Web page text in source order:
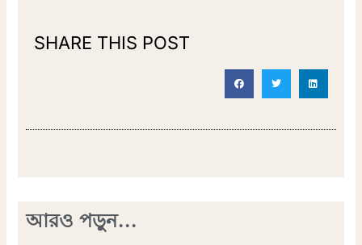
SHARE THIS POST
আরও পড়ুন...